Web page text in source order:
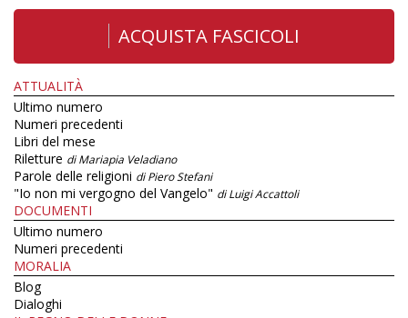
ACQUISTA FASCICOLI
ATTUALITÀ
Ultimo numero
Numeri precedenti
Libri del mese
Riletture di Mariapia Veladiano
Parole delle religioni di Piero Stefani
"Io non mi vergogno del Vangelo" di Luigi Accattoli
DOCUMENTI
Ultimo numero
Numeri precedenti
MORALIA
Blog
Dialoghi